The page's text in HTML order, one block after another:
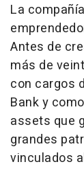
La
Antes de
más de
con cargos
Bank y
assets que
grandes
vinculados